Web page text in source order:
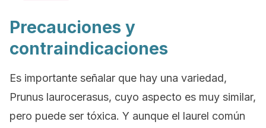
Precauciones y
contraindicaciones
Es importante señalar que hay una variedad,
Prunus laurocerasus, cuyo aspecto es muy similar,
pero puede ser tóxica. Y aunque el laurel común